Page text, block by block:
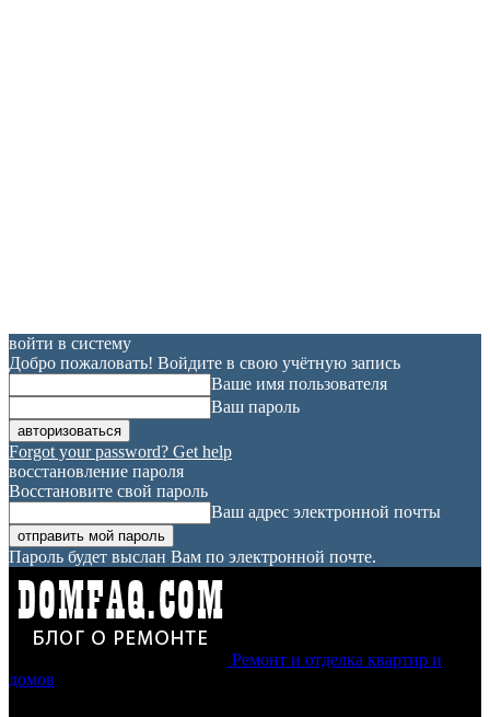
войти в систему
Добро пожаловать! Войдите в свою учётную запись
Ваше имя пользователя
Ваш пароль
Forgot your password? Get help
восстановление пароля
Восстановите свой пароль
Ваш адрес электронной почты
Пароль будет выслан Вам по электронной почте.
Ремонт и отделка квартир и
домов